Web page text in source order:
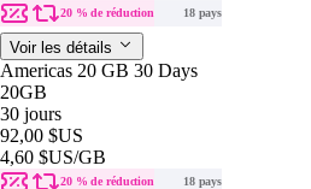
20 % de réduction 18 pays
Voir les détails
Americas 20 GB 30 Days
20GB
30 jours
92,00 $US
4,60 $US/GB
20 % de réduction 18 pays